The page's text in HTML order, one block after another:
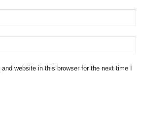
website in this browser for the next time I